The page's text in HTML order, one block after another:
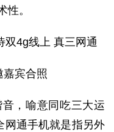
性。
宾合照
音，喻意同吃三大运
网通手机就是指另外